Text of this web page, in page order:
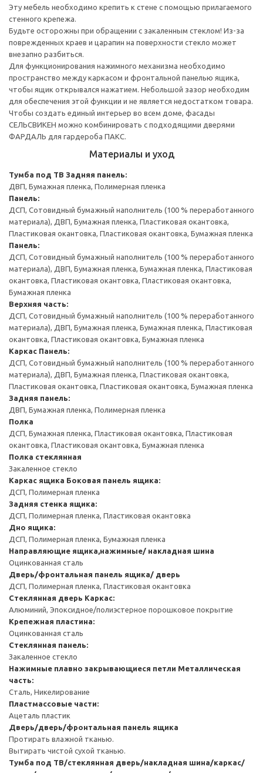
Эту мебель необходимо крепить к стене с помощью прилагаемого
стенного крепежа.
Будьте осторожны при обращении с закаленным стеклом! Из-за
поврежденных краев и царапин на поверхности стекло может
внезапно разбиться.
Для функционирования нажимного механизма необходимо
пространство между каркасом и фронтальной панелью ящика,
чтобы ящик открывался нажатием. Небольшой зазор необходим
для обеспечения этой функции и не является недостатком товара.
Чтобы создать единый интерьер во всем доме, фасады
СЕЛЬСВИКЕН можно комбинировать с подходящими дверями
ФАРДАЛЬ для гардероба ПАКС.
Материалы и уход
Тумба под ТВ Задняя панель:
ДВП, Бумажная пленка, Полимерная пленка
Панель:
ДСП, Сотовидный бумажный наполнитель (100 % переработанного
материала), ДВП, Бумажная пленка, Пластиковая окантовка,
Пластиковая окантовка, Пластиковая окантовка, Бумажная пленка
Панель:
ДСП, Сотовидный бумажный наполнитель (100 % переработанного
материала), ДВП, Бумажная пленка, Бумажная пленка, Пластиковая
окантовка, Пластиковая окантовка, Пластиковая окантовка,
Бумажная пленка
Верхняя часть:
ДСП, Сотовидный бумажный наполнитель (100 % переработанного
материала), ДВП, Бумажная пленка, Бумажная пленка, Пластиковая
окантовка, Пластиковая окантовка, Бумажная пленка
Каркас Панель:
ДСП, Сотовидный бумажный наполнитель (100 % переработанного
материала), ДВП, Бумажная пленка, Пластиковая окантовка,
Пластиковая окантовка, Пластиковая окантовка, Бумажная пленка
Задняя панель:
ДВП, Бумажная пленка, Полимерная пленка
Полка
ДСП, Бумажная пленка, Пластиковая окантовка, Пластиковая
окантовка, Пластиковая окантовка, Бумажная пленка
Полка стеклянная
Закаленное стекло
Каркас ящика Боковая панель ящика:
ДСП, Полимерная пленка
Задняя стенка ящика:
ДСП, Полимерная пленка, Пластиковая окантовка
Дно ящика:
ДСП, Полимерная пленка, Бумажная пленка
Направляющие ящика,нажимные/ накладная шина
Оцинкованная сталь
Дверь/фронтальная панель ящика/ дверь
ДСП, Полимерная пленка, Пластиковая окантовка
Стеклянная дверь Каркас:
Алюминий, Эпоксидное/полиэстерное порошковое покрытие
Крепежная пластина:
Оцинкованная сталь
Стеклянная панель:
Закаленное стекло
Нажимные плавно закрывающиеся петли Металлическая
часть:
Сталь, Никелирование
Пластмассовые части:
Ацеталь пластик
Дверь/дверь/фронтальная панель ящика
Протирать влажной тканью.
Вытирать чистой сухой тканью.
Тумба под ТВ/стеклянная дверь/накладная шина/каркас/